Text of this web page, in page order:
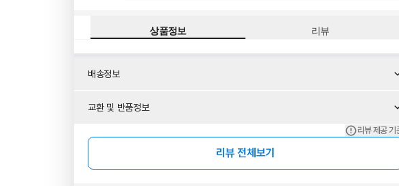
상품정보 리뷰
배송정보
교환 및 반품정보
리뷰 제공 기
리뷰 전체보기